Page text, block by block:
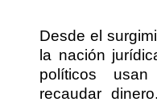
Desde el
la nación
políticos
recaudar